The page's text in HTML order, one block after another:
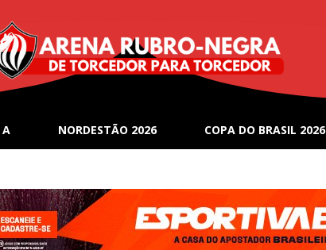
A NORDESTÃO 2026 COPA DO BRASIL 2026